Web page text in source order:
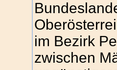
im Bezirk
zwischen